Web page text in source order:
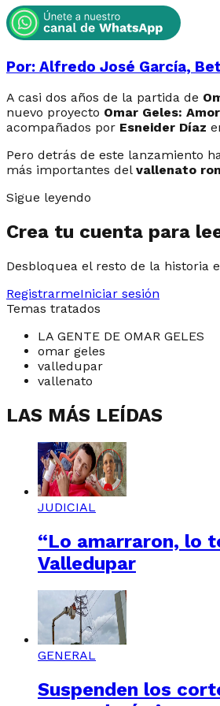
Por: Alfredo José García,
A casi dos años de la partida de
nuevo proyecto Omar Geles:
acompañados por Esneider Díaz
Pero detrás de este lanzamiento
más importantes del vallenato
Sigue leyendo
Crea tu cuenta para
Desbloquea el resto de la historia
RegistrarmeIniciar sesión
Temas tratados
LA GENTE DE OMAR GELES
omar geles
valledupar
vallenato
LAS MÁS LEÍDAS
JUDICIAL
“Lo amarraron, lo
Valledupar
GENERAL
Suspenden los